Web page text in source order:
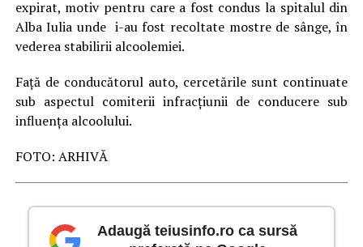
expirat, motiv pentru care a fost condus la spitalul din
Alba Iulia unde i-au fost recoltate mostre de sânge, în
vederea stabilirii alcoolemiei.
Faţă de conducătorul auto, cercetările sunt continuate
sub aspectul comiterii infracțiunii de conducere sub
influenţa alcoolului.
FOTO: ARHIVĂ
Adaugă teiusinfo.ro ca sursă